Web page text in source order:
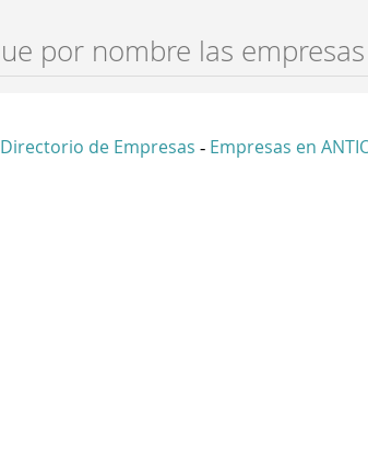
Directorio de Empresas - Empresas en